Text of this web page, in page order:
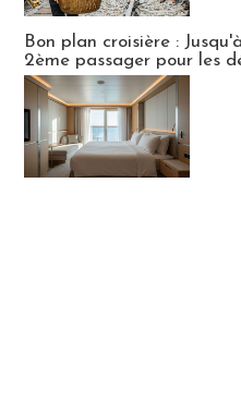
Bon plan croisière :
2ème passager pour les